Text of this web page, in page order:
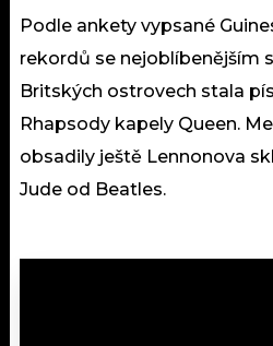
Podle ankety vypsané
rekordů se nejoblíbenějším
Britských ostrovech stala
Rhapsody kapely Queen.
obsadily ještě Lennonova
Jude od Beatles.